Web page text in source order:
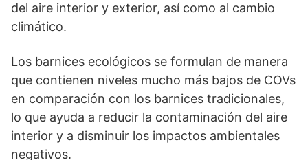
del aire interior y exterior, así como al cambio
climático.
Los barnices ecológicos se formulan de manera
que contienen niveles mucho más bajos de COVs
en comparación con los barnices tradicionales,
lo que ayuda a reducir la contaminación del aire
interior y a disminuir los impactos ambientales
negativos.